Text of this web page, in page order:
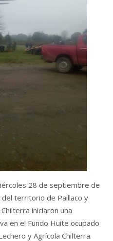
28 de septiembre de
del territorio de Paillaco y
iniciaron una
en el Fundo Huite ocupado
y Agrícola Chilterra.